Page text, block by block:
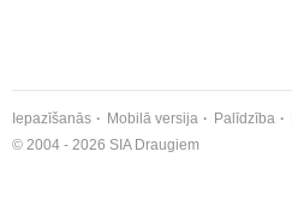
Iepazīšanās Mobilā versija Palīdzība
© 2004 - 2026 SIA Draugiem